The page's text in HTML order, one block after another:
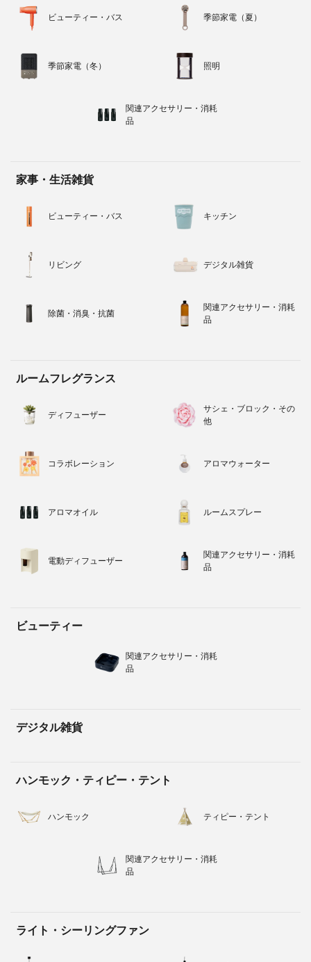
ビューティー・バス 季節家電（夏）
季節家電（冬） 照明
関連アクセサリー・消耗
品
家事・生活雑貨
ビューティー・バス キッチン
リビング デジタル雑貨
除菌・消臭・抗菌
関連アクセサリー・消耗
品
ルームフレグランス
ディフューザー
サシェ・ブロック・その
他
コラボレーション アロマウォーター
アロマオイル ルームスプレー
電動ディフューザー
関連アクセサリー・消耗
品
ビューティー
関連アクセサリー・消耗
品
デジタル雑貨
ハンモック・ティピー・テント
ハンモック ティピー・テント
関連アクセサリー・消耗
品
ライト・シーリングファン